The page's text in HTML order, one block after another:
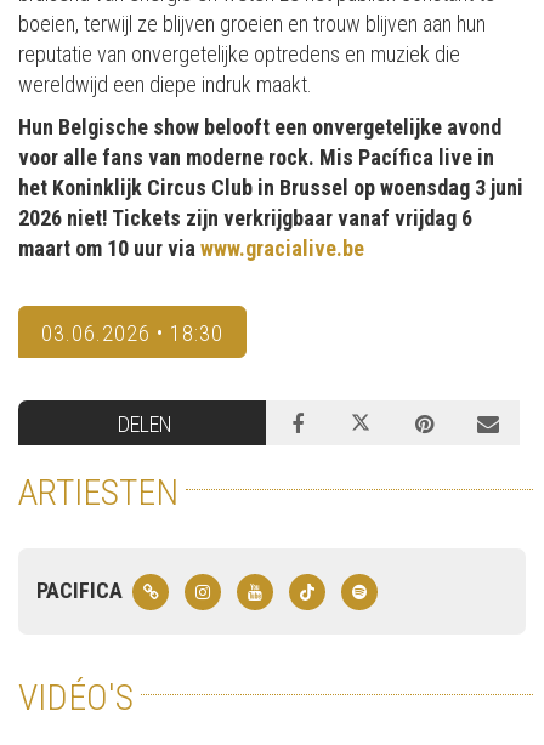
boeien, terwijl ze blijven groeien en trouw blijven aan hun
reputatie van onvergetelijke optredens en muziek die
wereldwijd een diepe indruk maakt.
Hun Belgische show belooft een onvergetelijke avond
voor alle fans van moderne rock. Mis Pacífica live in
het Koninklijk Circus Club in Brussel op woensdag 3 juni
2026 niet! Tickets zijn verkrijgbaar vanaf vrijdag 6
maart om 10 uur viawww.gracialive.be
03.06.2026 • 18:30
DELEN
ARTIESTEN
PACIFICA
VIDÉO'S